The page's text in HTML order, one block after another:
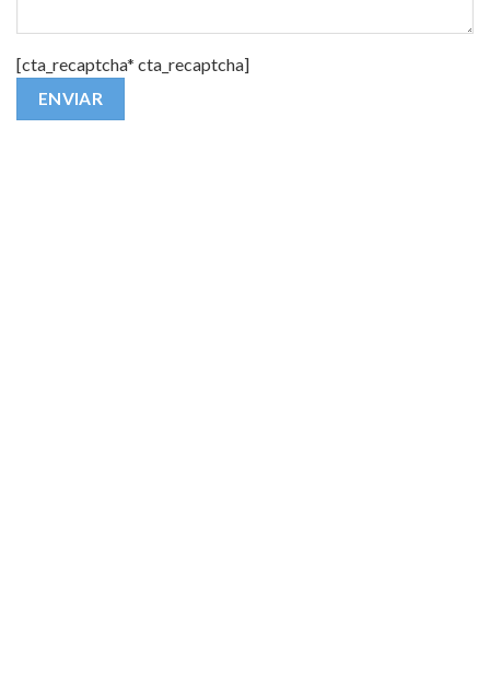
[cta_recaptcha* cta_recaptcha]